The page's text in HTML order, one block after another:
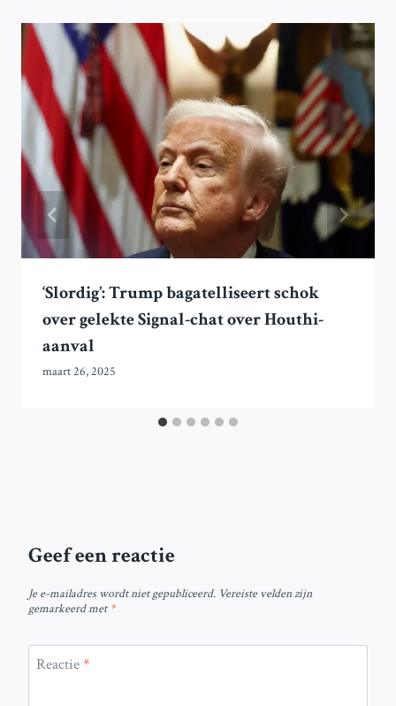
‘Slordig’: Trump bagatelliseert schok
over gelekte Signal-chat over Houthi-
aanval
maart 26, 2025
Geef een reactie
Je e-mailadres wordt niet gepubliceerd. Vereiste velden zijn
gemarkeerd met*
Reactie*